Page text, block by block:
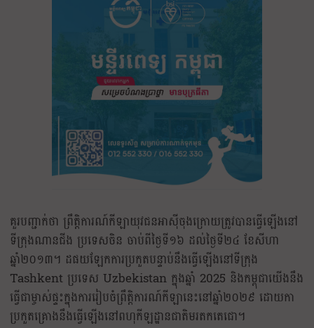
គួរបញ្ជាក់ថា ព្រឹត្តិការណ៍កីឡាយុវជនអាស៊ីចុងក្រោយត្រូវបានធ្វើឡើងនៅ
ទីក្រុងណានជីង ប្រទេសចិន ចាប់ពីថ្ងៃទី១៦ ដល់ថ្ងៃទី២៤ ខែសីហា
ឆ្នាំ២០១៣។ ដផយឡែកការប្រកួតបន្ទាប់នឹងធ្វើឡើងនៅទីក្រុង
Tashkent ប្រទេស Uzbekistan ក្នុងឆ្នាំ 2025 និងកម្ពុជាយើងនឹង
ធ្វើជាម្ចាស់ផ្ទះក្នុងការរៀបចំព្រឹត្តិការណ៍កីឡានេះនៅឆ្នាំ២០២៩ ដោយកា
ប្រកួតគ្រោងនឹងធ្វើឡើងនៅពហុកីឡដ្ឋានជាតិមរតកតេជោ។